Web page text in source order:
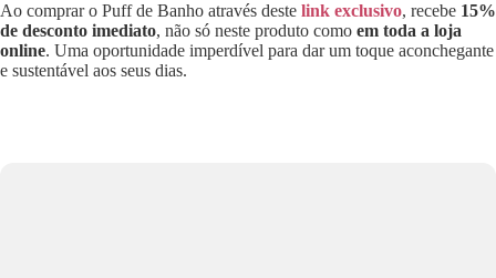
Ao comprar o Puff de Banho através deste link exclusivo, recebe 15%
de desconto imediato, não só neste produto como em toda a loja
online. Uma oportunidade imperdível para dar um toque aconchegante
e sustentável aos seus dias.